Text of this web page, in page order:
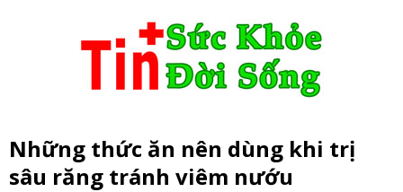
Những thức ăn nên dùng khi trị
sâu răng tránh viêm nướu